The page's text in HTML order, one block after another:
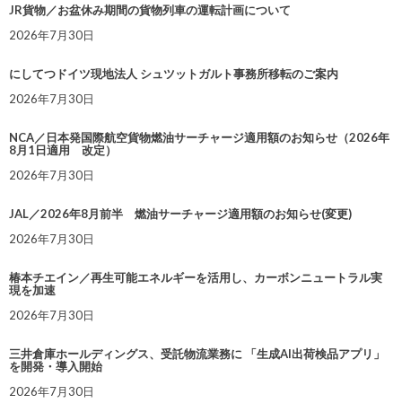
JR貨物／お盆休み期間の貨物列車の運転計画について
2026年7月30日
にしてつドイツ現地法人 シュツットガルト事務所移転のご案内
2026年7月30日
NCA／日本発国際航空貨物燃油サーチャージ適用額のお知らせ（2026年
8月1日適用 改定）
2026年7月30日
JAL／2026年8月前半 燃油サーチャージ適用額のお知らせ(変更)
2026年7月30日
椿本チエイン／再生可能エネルギーを活用し、カーボンニュートラル実
現を加速
2026年7月30日
三井倉庫ホールディングス、受託物流業務に 「生成AI出荷検品アプリ」
を開発・導入開始
2026年7月30日